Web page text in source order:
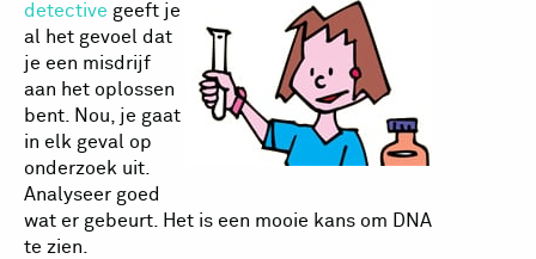
detective geeft je
al het gevoel dat
je een misdrijf
aan het oplossen
bent. Nou, je gaat
in elk geval op
onderzoek uit.
Analyseer goed
wat er gebeurt. Het is een mooie kans om DNA
te zien.